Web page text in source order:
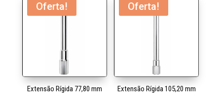
Oferta!
Extensão Rígida 77,80 mm
Oferta!
Extensão Rígida 105,20 mm